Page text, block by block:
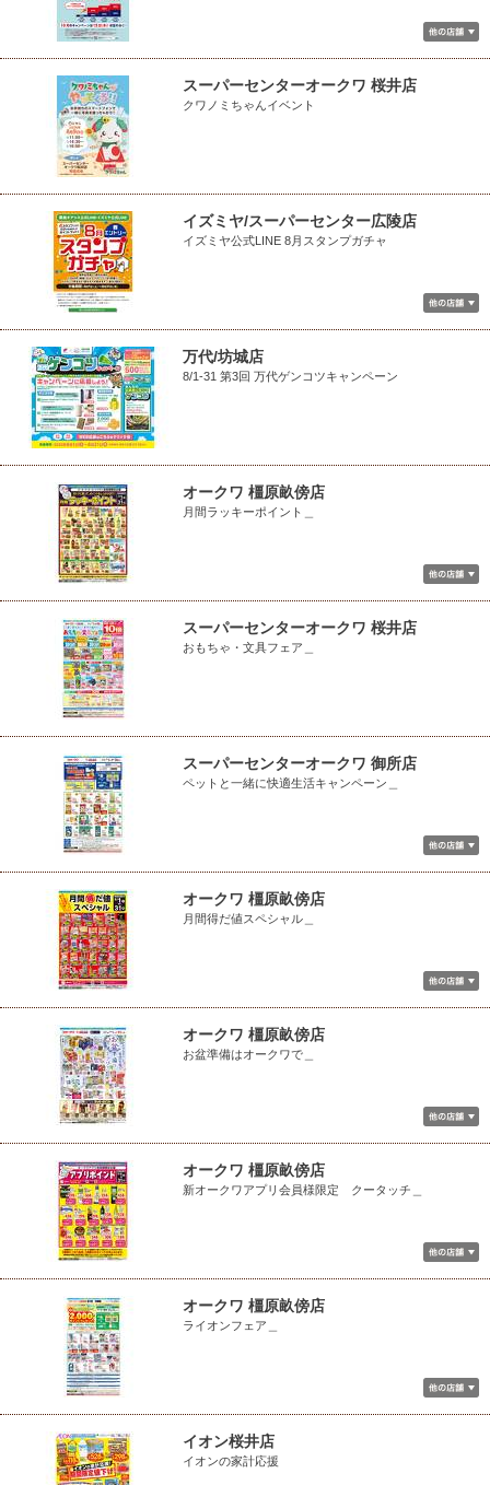
スーパーセンターオークワ 桜井店
クワノミちゃんイベント
イズミヤ/スーパーセンター広陵店
イズミヤ公式LINE 8月スタンプガチャ
万代/坊城店
8/1-31 第3回 万代ゲンコツキャンペーン
オークワ 橿原畝傍店
月間ラッキーポイント＿
スーパーセンターオークワ 桜井店
おもちゃ・文具フェア＿
スーパーセンターオークワ 御所店
ペットと一緒に快適生活キャンペーン＿
オークワ 橿原畝傍店
月間得だ値スペシャル＿
オークワ 橿原畝傍店
お盆準備はオークワで＿
オークワ 橿原畝傍店
新オークワアプリ会員様限定 クータッチ＿
オークワ 橿原畝傍店
ライオンフェア＿
イオン桜井店
イオンの家計応援